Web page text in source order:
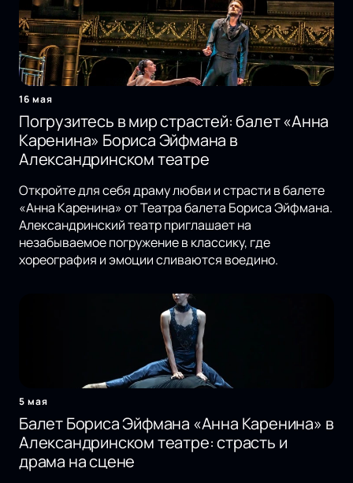
16 мая
Погрузитесь в мир страстей: балет «Анна
Каренина» Бориса Эйфмана в
Александринском театре
Откройте для себя драму любви и страсти в балете
«Анна Каренина» от Театра балета Бориса Эйфмана.
Александринский театр приглашает на
незабываемое погружение в классику, где
хореография и эмоции сливаются воедино.
5 мая
Балет Бориса Эйфмана «Анна Каренина» в
Александринском театре: страсть и
драма на сцене